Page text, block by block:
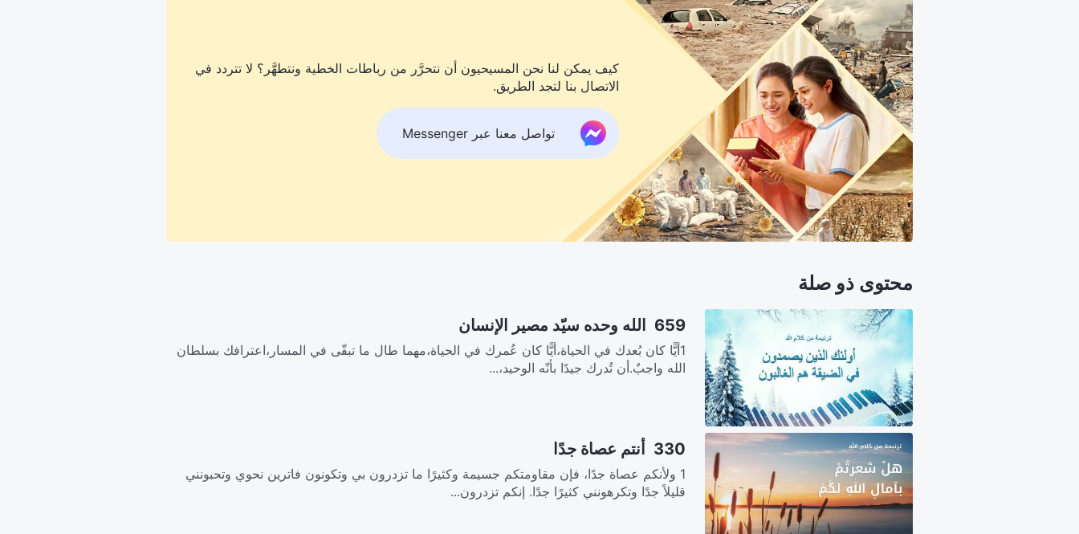
كيف يمكن لنا نحن المسيحيون أن نتحرَّر من رباطات الخطية ونتطهَّر؟ لا تتردد في
الاتصال بنا لتجد الطريق.
تواصل معنا عبر Messenger
محتوى ذو صلة
659 الله وحده سيّد مصير الإنسان
1أيًّا كان بُعدك في الحياة،أيًّا كان عُمرك في الحياة،مهما طال ما تبقّى في المسار،اعترافك بسلطان
الله واجبٌ.أن تُدرك جيدًا بأنّه الوحيد،...
330 أنتم عصاة جدًا
1 ولأنكم عصاة جدًا، فإن مقاومتكم جسيمة وكثيرًا ما تزدرون بي وتكونون فاترين نحوي وتحبونني
قليلاً جدًا وتكرهونني كثيرًا جدًا. إنكم تزدرون...